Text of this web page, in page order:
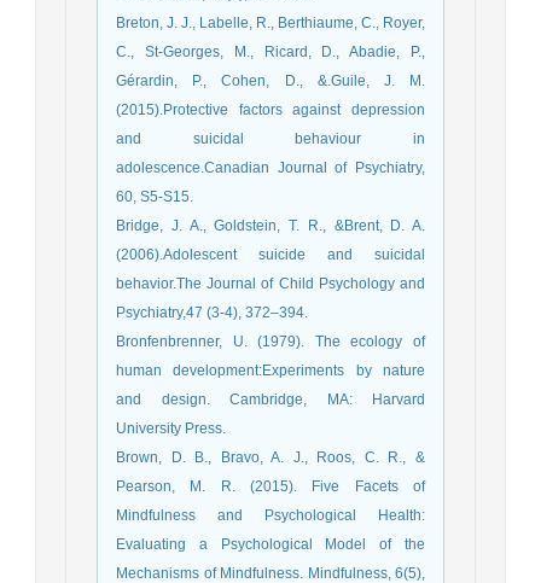
Breton, J. J., Labelle, R., Berthiaume, C., Royer,
C., St-Georges, M., Ricard, D., Abadie, P.,
Gérardin, P., Cohen, D., &.Guile, J. M.
(2015).Protective factors against depression
and suicidal behaviour in
adolescence.Canadian Journal of Psychiatry,
60, S5-S15.
Bridge, J. A., Goldstein, T. R., &Brent, D. A.
(2006).Adolescent suicide and suicidal
behavior.The Journal of Child Psychology and
Psychiatry,47 (3-4), 372–394.
Bronfenbrenner, U. (1979). The ecology of
human development:Experiments by nature
and design. Cambridge, MA: Harvard
University Press.
Brown, D. B., Bravo, A. J., Roos, C. R., &
Pearson, M. R. (2015). Five Facets of
Mindfulness and Psychological Health:
Evaluating a Psychological Model of the
Mechanisms of Mindfulness. Mindfulness, 6(5),